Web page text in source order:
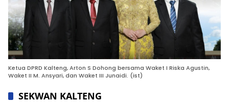
Ketua DPRD Kalteng, Arton S Dohong bersama Waket I Riska Agustin,
Waket II M. Ansyari, dan Waket III Junaidi. (ist)
SEKWAN KALTENG